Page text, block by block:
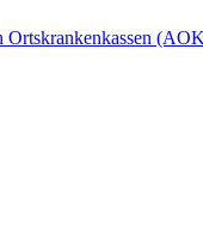
Ortskrankenkassen